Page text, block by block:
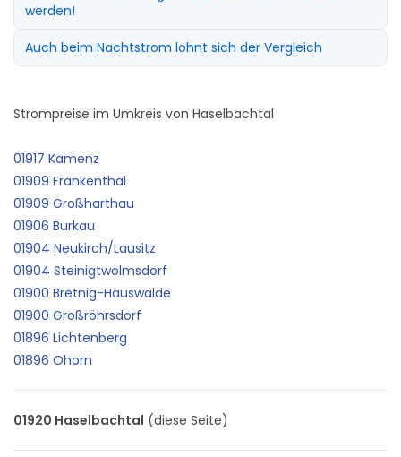
werden!
Auch beim Nachtstrom lohnt sich der Vergleich
Strompreise im Umkreis von Haselbachtal
01917 Kamenz
01909 Frankenthal
01909 Großharthau
01906 Burkau
01904 Neukirch/Lausitz
01904 Steinigtwolmsdorf
01900 Bretnig-Hauswalde
01900 Großröhrsdorf
01896 Lichtenberg
01896 Ohorn
01920 Haselbachtal (diese Seite)